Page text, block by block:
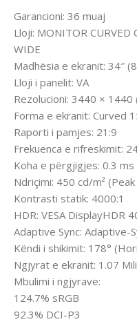
Garancioni: 36 muaj
Lloji: MONITOR
WIDE
Madhësia e ekranit: 34″
Lloji i panelit: VA
Rezolucioni: 3440 × 1440
Forma e ekranit: Curved
Raporti i pamjes: 21:9
Frekuenca e rifreskimit:
Koha e përgjigjes: 0.3
Ndriçimi: 450 cd/m²
Kontrasti statik: 4000:1
HDR: VESA DisplayHDR
Adaptive Sync: Adaptive-
Këndi i shikimit: 178°
Ngjyrat e ekranit: 1.07
Mbulimi i ngjyrave:
124.7% sRGB
92.3% DCI-P3